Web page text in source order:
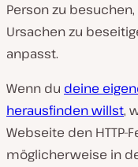
Person zu
Ursachen zu
anpasst.
Wenn du deine
herausfinden willst,
Webseite den HTTP-
möglicherweise in